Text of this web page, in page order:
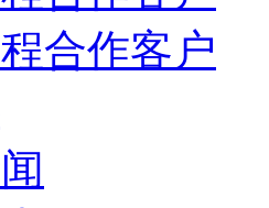
合作客户